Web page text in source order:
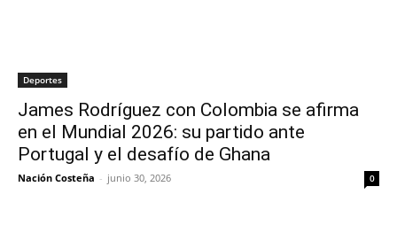
Deportes
James Rodríguez con Colombia se afirma
en el Mundial 2026: su partido ante
Portugal y el desafío de Ghana
Nación Costeña - junio 30, 2026 0